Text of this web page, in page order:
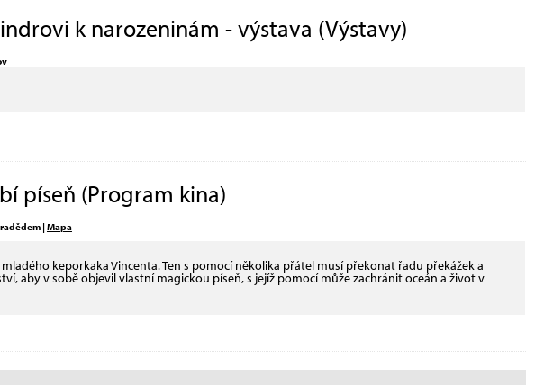
k narozeninám - výstava (Výstavy)
píseň (Program kina)
|Mapa
keporkaka Vincenta. Ten s pomocí několika přátel musí překonat řadu překážek a
aby v sobě objevil vlastní magickou píseň, s jejíž pomocí může zachránit oceán a život v